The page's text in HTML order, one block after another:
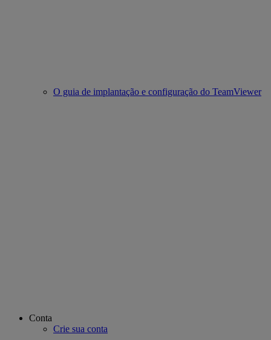
O guia de implantação e configuração do TeamViewer
Conta
Crie sua conta